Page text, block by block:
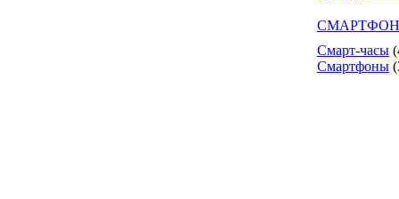
Смарт-часы
Смартфоны